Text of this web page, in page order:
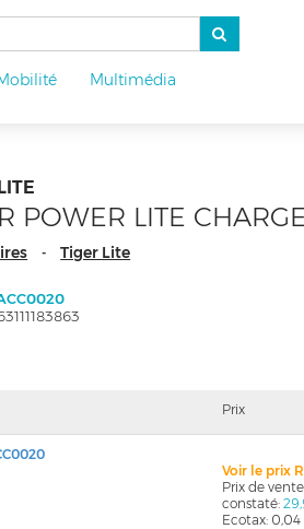
Multimédia
POWER LITE
- Tiger Lite
Prix
Voir le prix
Prix de
constaté:
Ecotax: